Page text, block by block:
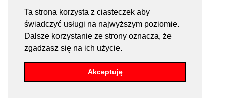
Ta strona korzysta z ciasteczek aby
świadczyć usługi na najwyższym poziomie.
Dalsze korzystanie ze strony oznacza, że
zgadzasz się na ich użycie.
Akceptuję